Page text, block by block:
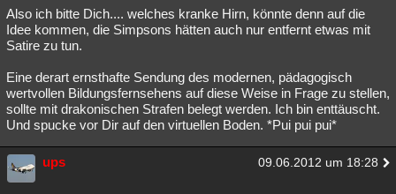
Also ich bitte Dich.... welches kranke Hirn, könnte denn auf die
Idee kommen, die Simpsons hätten auch nur entfernt etwas mit
Satire zu tun.
Eine derart ernsthafte Sendung des modernen, pädagogisch
wertvollen Bildungsfernsehens auf diese Weise in Frage zu stellen,
sollte mit drakonischen Strafen belegt werden. Ich bin enttäuscht.
Und spucke vor Dir auf den virtuellen Boden. *Pui pui pui*
ups 09.06.2012 um 18:28